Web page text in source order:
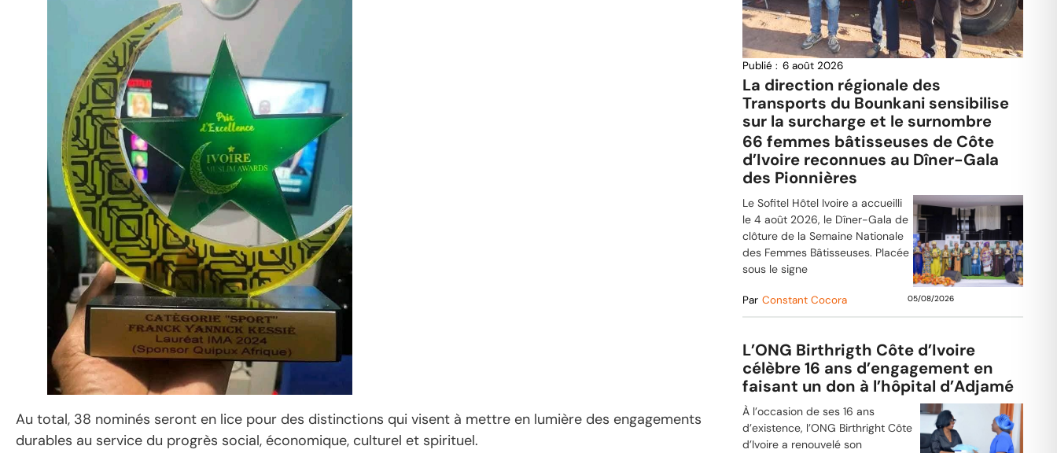
Au total, 38 nominés seront en lice pour des distinctions qui visent à mettre en lumière des engagements
durables au service du progrès social, économique, culturel et spirituel.
Publié : 6 août 2026
La direction régionale des
Transports du Bounkani sensibilise
sur la surcharge et le surnombre
66 femmes bâtisseuses de Côte
d’Ivoire reconnues au Dîner-Gala
des Pionnières
Le Sofitel Hôtel Ivoire a accueilli
le 4 août 2026, le Dîner-Gala de
clôture de la Semaine Nationale
des Femmes Bâtisseuses. Placée
sous le signe
Par Constant Cocora 05/08/2026
L’ONG Birthrigth Côte d’Ivoire
célèbre 16 ans d’engagement en
faisant un don à l’hôpital d’Adjamé
À l’occasion de ses 16 ans
d’existence, l’ONG Birthright Côte
d’Ivoire a renouvelé son